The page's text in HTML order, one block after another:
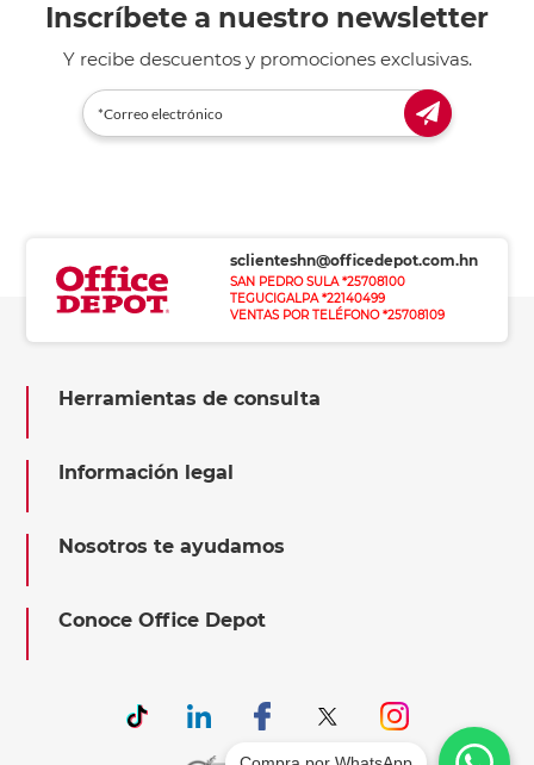
Inscríbete a nuestro newsletter
Y recibe descuentos y promociones exclusivas.
sclienteshn@officedepot.com.hn
SAN PEDRO SULA *25708100
TEGUCIGALPA *22140499
VENTAS POR TELÉFONO *25708109
Herramientas de consulta
Información legal
Nosotros te ayudamos
Conoce Office Depot